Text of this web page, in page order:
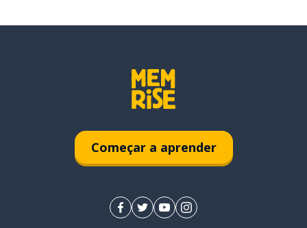
Começar a aprender